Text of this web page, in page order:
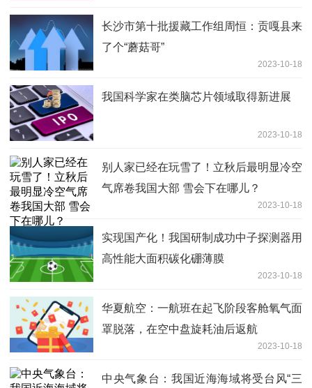
长沙市第十批援藏工作组周恒：贡嘎县来
了个“蘑菇哥”
2023-10-18
我国科学家在类脑芯片领域取得新进展
2023-10-18
别人家已经在玩雪了！立秋后最明显冷空
气席卷我国大部 雪会下在哪儿？
2023-10-18
实现国产化！我国研制成功中子探测器用
高性能大面积碳化硼薄膜
2023-10-18
华夏航空：一航班在起飞阶段客舱氧气面
罩脱落，在空中盘旋耗油后返航
2023-10-18
中央气象台：我国近海海域将受台风“三